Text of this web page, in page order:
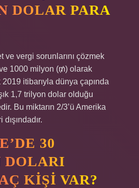
DOLAR PARA
ve vergi sorunlarını çözmek
1000 milyon (₥) olarak
itibarıyla dünya çapında
1,7 trilyon dolar olduğu
Bu miktarın 2/3’ü Amerika
30
DOLARI
KIŞI VAR?